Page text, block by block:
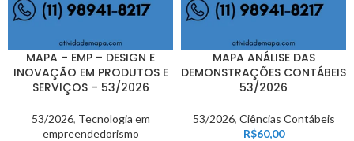
MAPA – EMP – DESIGN E
INOVAÇÃO EM PRODUTOS E
SERVIÇOS – 53/2026
53/2026, Tecnologia em
empreendedorismo
MAPA ANÁLISE DAS
DEMONSTRAÇÕES CONTÁBEIS
53/2026
53/2026, Ciências Contábeis
R$60,00